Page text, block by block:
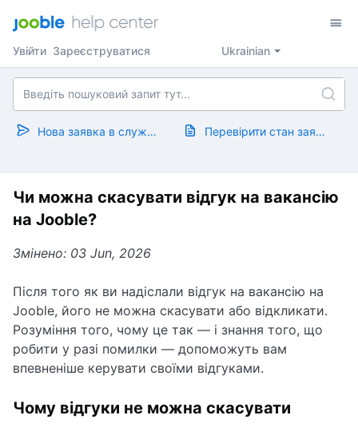
Ukrainian
Увійти Зареєструватися
Нова заявка в службу підтримки Перевірити стан заявки
Чи можна скасувати відгук на вакансію
на Jooble?
Змінено: 03 Jun, 2026
Після того як ви надіслали відгук на вакансію на
Jooble, його не можна скасувати або відкликати.
Розуміння того, чому це так — і знання того, що
робити у разі помилки — допоможуть вам
впевненіше керувати своїми відгуками.
Чому відгуки не можна скасувати